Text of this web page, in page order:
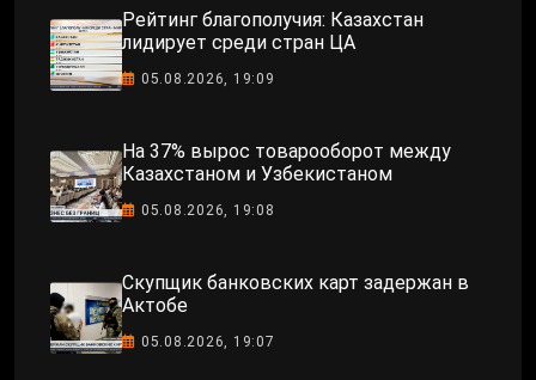
Рейтинг благополучия: Казахстан
лидирует среди стран ЦА
05.08.2026, 19:09
На 37% вырос товарооборот между
Казахстаном и Узбекистаном
05.08.2026, 19:08
Скупщик банковских карт задержан в
Актобе
05.08.2026, 19:07